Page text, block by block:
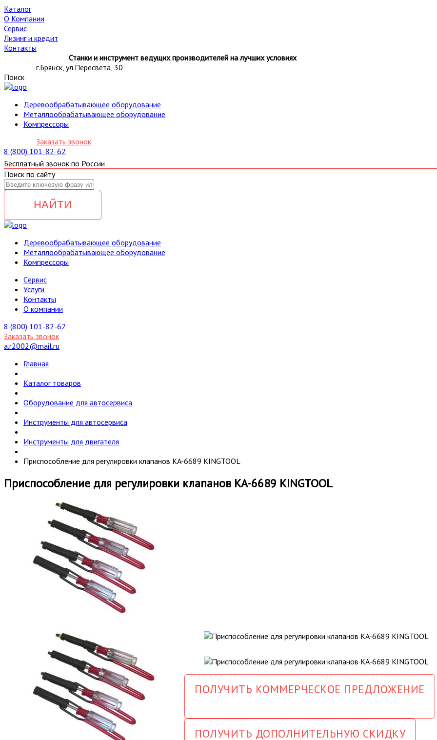
Каталог
О Компании
Сервис
Лизинг и кредит
Контакты
Станки и инструмент ведущих производителей на лучших условиях
г.Брянск, ул.Пересвета, 30
Поиск
Деревообрабатывающее оборудование
Металлообрабатывающее оборудование
Компрессоры
Заказать звонок
8 (800) 101-82-62
Бесплатный звонок по России
Поиск по сайту
НАЙТИ
Деревообрабатывающее оборудование
Металлообрабатывающее оборудование
Компрессоры
Cервис
Услуги
Контакты
О компании
8 (800) 101-82-62
Заказать звонок
a.r2002@mail.ru
Главная
Каталог товаров
Оборудование для автосервиса
Инструменты для автосервиса
Инструменты для двигателя
Приспособление для регулировки клапанов KA-6689 KINGTOOL
Приспособление для регулировки клапанов KA-6689 KINGTOOL
ПОЛУЧИТЬ КОММЕРЧЕСКОЕ ПРЕДЛОЖЕНИЕ
ПОЛУЧИТЬ ДОПОЛНИТЕЛЬНУЮ СКИДКУ